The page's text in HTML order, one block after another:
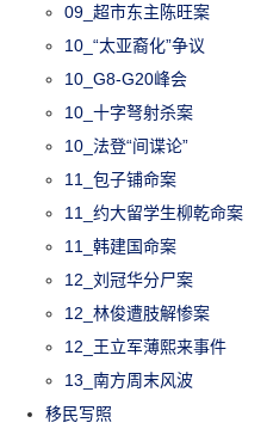
09_超市东主陈旺案
10_“太亚裔化”争议
10_G8-G20峰会
10_十字弩射杀案
10_法登“间谍论”
11_包子铺命案
11_约大留学生柳乾命案
11_韩建国命案
12_刘冠华分尸案
12_林俊遭肢解惨案
12_王立军薄熙来事件
13_南方周末风波
移民写照